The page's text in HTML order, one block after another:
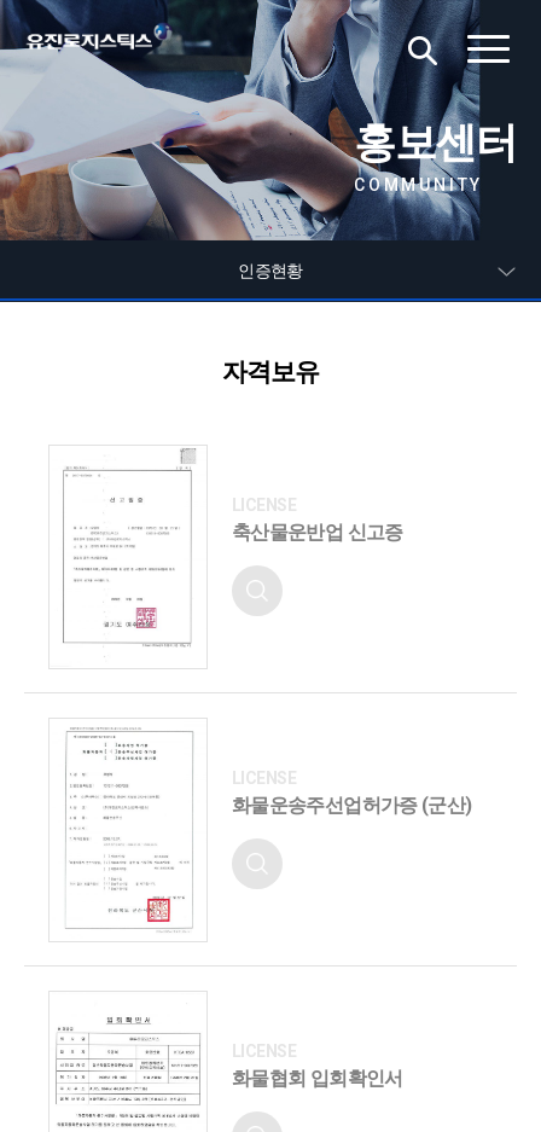
홍보센터
COMMUNITY
인증현황
자격보유
축산물운반업 신고증
화물운송주선업허가증 (군산)
화물협회 입회확인서